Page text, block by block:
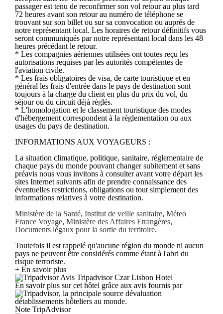
passager est tenu de reconfirmer son vol retour au plus tard
72 heures avant son retour au numéro de téléphone se
trouvant sur son billet ou sur sa convocation ou auprés de
notre représentant local. Les horaires de retour définitifs vous
seront communiqués par notre représentant local dans les 48
heures précédant le retour.
* Les compagnies aériennes utilisées ont toutes reçu les
autorisations requises par les autorités compétentes de
l'aviation civile.
* Les frais obligatoires de visa, de carte touristique et en
général les frais d'entrée dans le pays de destination sont
toujours à la charge du client en plus du prix du vol, du
séjour ou du circuit déjà réglés.
* L'homologation et le classement touristique des modes
d'hébergement correspondent à la réglementation ou aux
usages du pays de destination.
INFORMATIONS AUX VOYAGEURS :
La situation climatique, politique, sanitaire, réglementaire de
chaque pays du monde pouvant changer subitement et sans
préavis nous vous invitons à consulter avant votre départ les
sites Internet suivants afin de prendre connaissance des
éventuelles restrictions, obligations ou tout simplement des
informations relatives à votre destination.
Ministère de la Santé, Institut de veille sanitaire, Méteo
France Voyage, Ministère des Affaires Etrangères,
Documents légaux pour la sortie du territoire.
Toutefois il est rappelé qu'aucune région du monde ni aucun
pays ne peuvent être considérés comme étant à l'abri du
risque terroriste.
+ En savoir plus
Avis Tripadvisor Czar Lisbon Hotel
En savoir plus sur cet hôtel grâce aux avis fournis par
, la principale source dévaluation
détablissements hôteliers au monde.
Note TripAdvisor